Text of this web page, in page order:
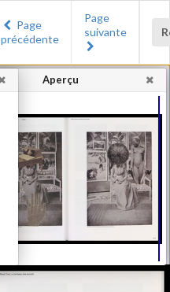
Page
précédente
Page
suivante
Aperçu